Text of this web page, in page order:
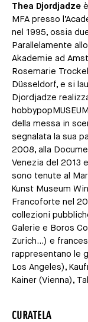
Thea Djordjadze
MFA presso
nel 1995, ossia
Parallelamente
Akademie ad
Rosemarie
Düsseldorf, e si
Djordjadze
della messa in
segnalata la sua
2008, alla
Venezia del 2013
sono tenute al
Kunst Museum
Francoforte nel
collezioni
Galerie e Boros
Zurich…) e
rappresentano le
Los Angeles),
Kainer (Vienna),
CURATELA